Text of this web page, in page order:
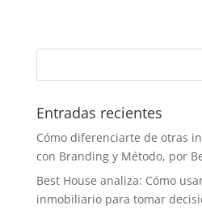
Entradas recientes
Cómo diferenciarte de otras
con Branding y Método, por
Best House analiza: Cómo
inmobiliario para tomar